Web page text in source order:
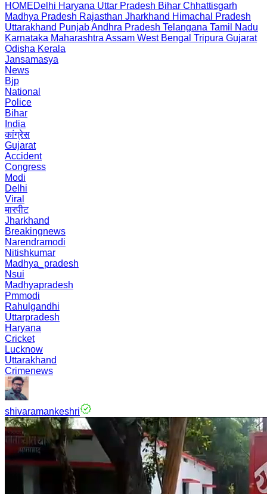
HOMEDelhi Haryana Uttar Pradesh Bihar Chhattisgarh
Madhya Pradesh Rajasthan Jharkhand Himachal Pradesh
Uttarakhand PunjabAndhra Pradesh Telangana Tamil Nadu
Karnataka Maharashtra Assam West Bengal Tripura Gujarat
Odisha Kerala
Jansamasya
News
Bjp
National
Police
Bihar
India
कांग्रेस
Gujarat
Accident
Congress
Modi
Delhi
Viral
मारपीट
Jharkhand
Breakingnews
Narendramodi
Nitishkumar
Madhya_pradesh
Nsui
Madhyapradesh
Pmmodi
Rahulgandhi
Uttarpradesh
Haryana
Cricket
Lucknow
Uttarakhand
Crimenews
shivaramankeshri